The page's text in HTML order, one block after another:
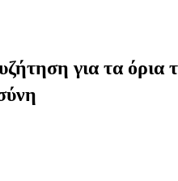
για τα όρια